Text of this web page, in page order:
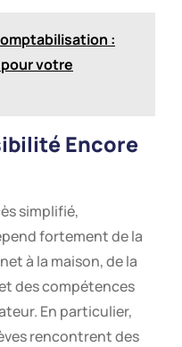
:
votre
Encore
simplifié,
fortement de la
à la maison, de la
des compétences
En particulier,
rencontrent des